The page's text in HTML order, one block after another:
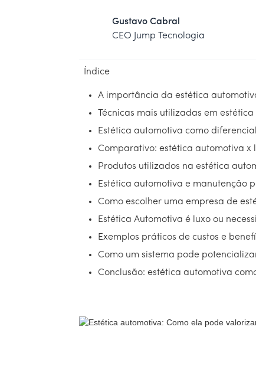
Gustavo Cabral
CEO Jump Tecnologia
Índice
A importância da estética
Técnicas mais utilizadas em
Estética automotiva como
Comparativo: estética automotiva
Produtos utilizados na estética
Estética automotiva e manutenção
Como escolher uma empresa de
Estética Automotiva é luxo ou
Exemplos práticos de custos e
Como um sistema pode
Conclusão: estética automotiva